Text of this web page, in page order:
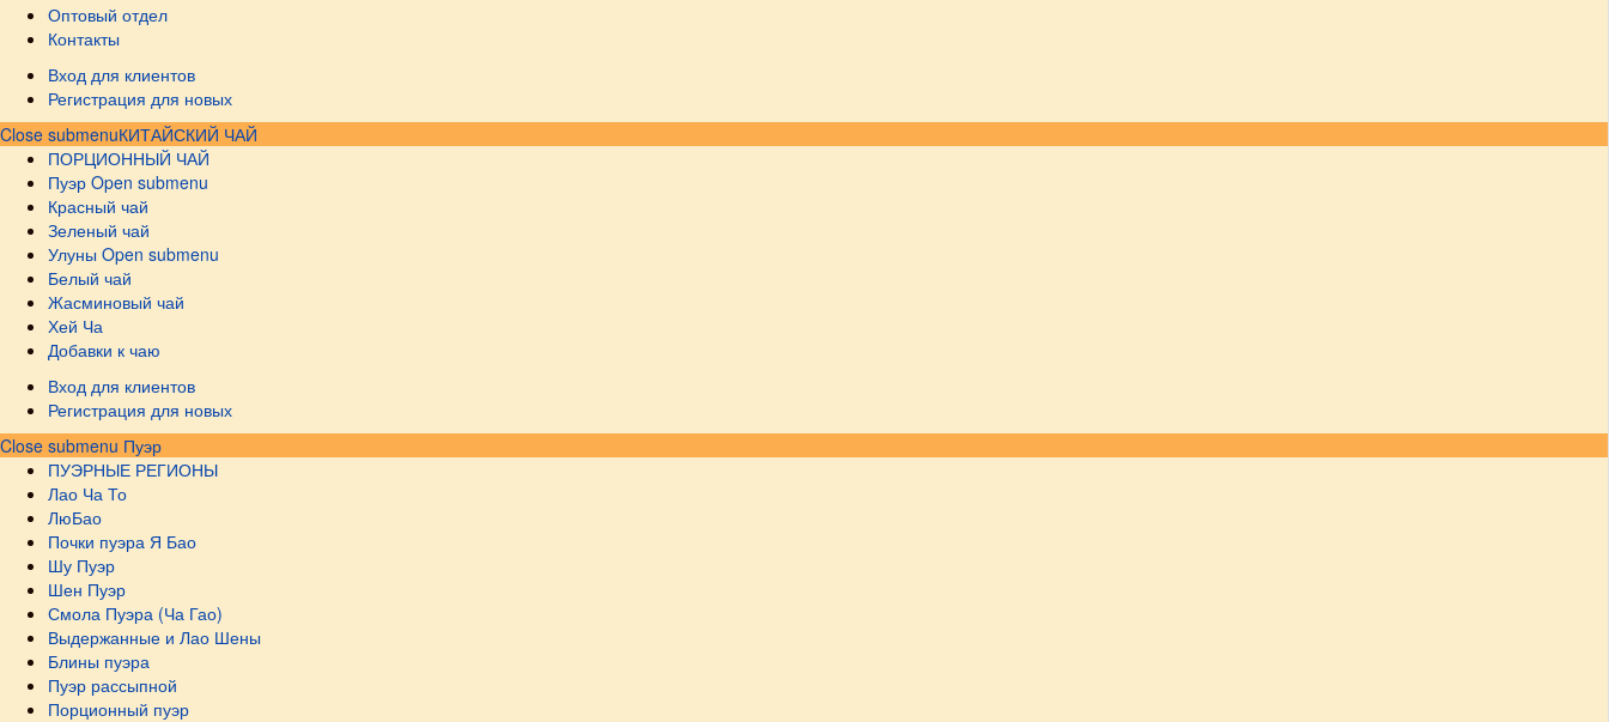
Оптовый отдел
Контакты
Вход для клиентов
Регистрация для новых
Close submenuКИТАЙСКИЙ ЧАЙ
ПОРЦИОННЫЙ ЧАЙ
Пуэр Open submenu
Красный чай
Зеленый чай
Улуны Open submenu
Белый чай
Жасминовый чай
Хей Ча
Добавки к чаю
Вход для клиентов
Регистрация для новых
Close submenu Пуэр
ПУЭРНЫЕ РЕГИОНЫ
Лао Ча То
ЛюБао
Почки пуэра Я Бао
Шу Пуэр
Шен Пуэр
Смола Пуэра (Ча Гао)
Выдержанные и Лао Шены
Блины пуэра
Пуэр рассыпной
Порционный пуэр